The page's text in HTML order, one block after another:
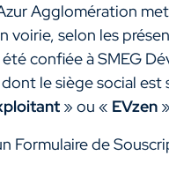
Agglomération
voirie, selon les
été confiée à SMEG
le siège social est
» ou « EVzen
Formulaire de